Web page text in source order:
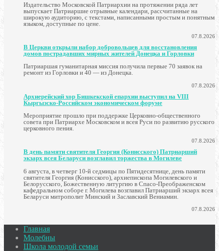
Издательство Московской Патриархии на протяжении ряда лет
выпускает Патриаршие отрывные календари, рассчитанные на
широкую аудиторию, с текстами, написанными простым и понятным
языком, доступные по цене.
07.8.2026
В Церкви открыли набор добровольцев для восстановления
домов пострадавших мирных жителей Донецка и Горловки
Патриаршая гуманитарная миссия получила первые 70 заявок на
ремонт из Горловки и 40 — из Донецка.
07.8.2026
Архиерейский хор Бишкекской епархии выступил на VIII
Кыргызско-Российском экономическом форуме
Мероприятие прошло при поддержке Церковно-общественного
совета при Патриархе Московском и всея Руси по развитию русского
церковного пения.
07.8.2026
В день памяти святителя Георгия (Конисского) Патриарший
экзарх всея Беларуси возглавил торжества в Могилеве
6 августа, в четверг 10-й седмицы по Пятидесятнице, день памяти
святителя Георгия (Конисского), архиепископа Могилевского и
Белорусского, Божественную литургию в Спасо-Преображенском
кафедральном соборе г. Могилева возглавил Патриарший экзарх всея
Беларуси митрополит Минский и Заславский Вениамин.
07.8.2026
Главная
Молебны
Школа молодой семьи